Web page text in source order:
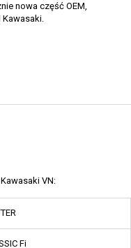
nowa część OEM,
VN:
Fi